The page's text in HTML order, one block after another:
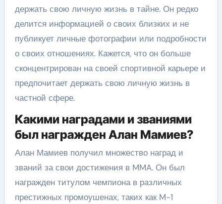
держать свою личную жизнь в тайне. Он редко
делится информацией о своих близких и не
публикует личные фотографии или подробности
о своих отношениях. Кажется, что он больше
сконцентрирован на своей спортивной карьере и
предпочитает держать свою личную жизнь в
частной сфере.
Какими наградами и званиями
был награжден Алан Мамиев?
Алан Мамиев получил множество наград и
званий за свои достижения в MMA. Он был
награжден титулом чемпиона в различных
престижных промоушенах, таких как M-1